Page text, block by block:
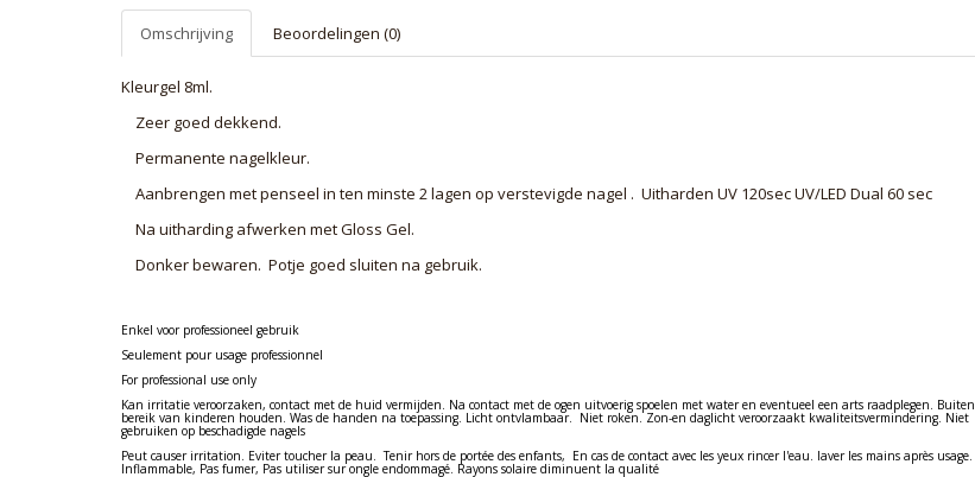
Omschrijving Beoordelingen (0)
Kleurgel 8ml.
Zeer goed dekkend.
Permanente nagelkleur.
Aanbrengen met penseel in ten minste 2 lagen op verstevigde nagel . Uitharden UV 120sec UV/LED Dual 60 sec
Na uitharding afwerken met Gloss Gel.
Donker bewaren. Potje goed sluiten na gebruik.
Enkel voor professioneel gebruik
Seulement pour usage professionnel
For professional use only
Kan irritatie veroorzaken, contact met de huid vermijden. Na contact met de ogen uitvoerig spoelen met water en eventueel een arts raadplegen. Buiten
bereik van kinderen houden. Was de handen na toepassing. Licht ontvlambaar. Niet roken. Zon-en daglicht veroorzaakt kwaliteitsvermindering. Niet
gebruiken op beschadigde nagels
Peut causer irritation. Eviter toucher la peau. Tenir hors de portée des enfants, En cas de contact avec les yeux rincer l'eau. laver les mains après usage.
Inflammable, Pas fumer, Pas utiliser sur ongle endommagé. Rayons solaire diminuent la qualité